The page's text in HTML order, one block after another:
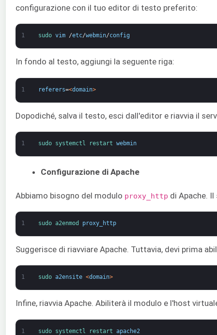
configurazione con il tuo editor di testo preferito:
1 sudo vim /etc/webmin/config
In fondo al testo, aggiungi la seguente riga:
1 referers=<domain>
Dopodiché, salva il testo, esci dall'editor e riavvia il
1 sudo systemctl restart webmin
Configurazione di Apache
Abbiamo bisogno del modulo proxy_http di Apache.
1 sudo a2enmod proxy_http
Suggerisce di riavviare Apache. Tuttavia, devi prima
1 sudo a2ensite <domain>
Infine, riavvia Apache. Abiliterà il modulo e l'host
1 sudo systemctl restart apache2